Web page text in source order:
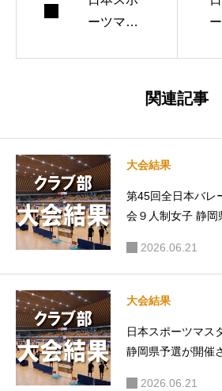
ーツマス
関連記事
大会結果
第45回全日本バレ
会９人制女子 静岡
2026.06.21
大会結果
日本スポーツマス
静岡県予選が開催
2026.06.21